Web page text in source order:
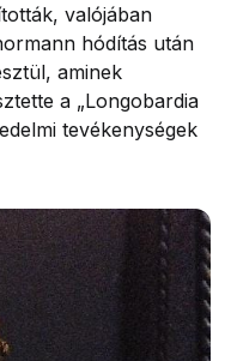
valójában
hódítás után
aminek
a „Longobardia
tevékenységek